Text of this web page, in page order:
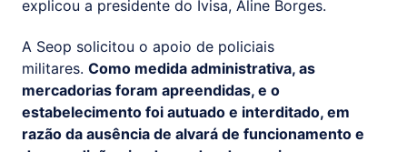
explicou a presidente do Ivisa, Aline Borges.
A Seop solicitou o apoio de policiais
militares. Como medida administrativa, as
mercadorias foram apreendidas, e o
estabelecimento foi autuado e interditado, em
razão da ausência de alvará de funcionamento e